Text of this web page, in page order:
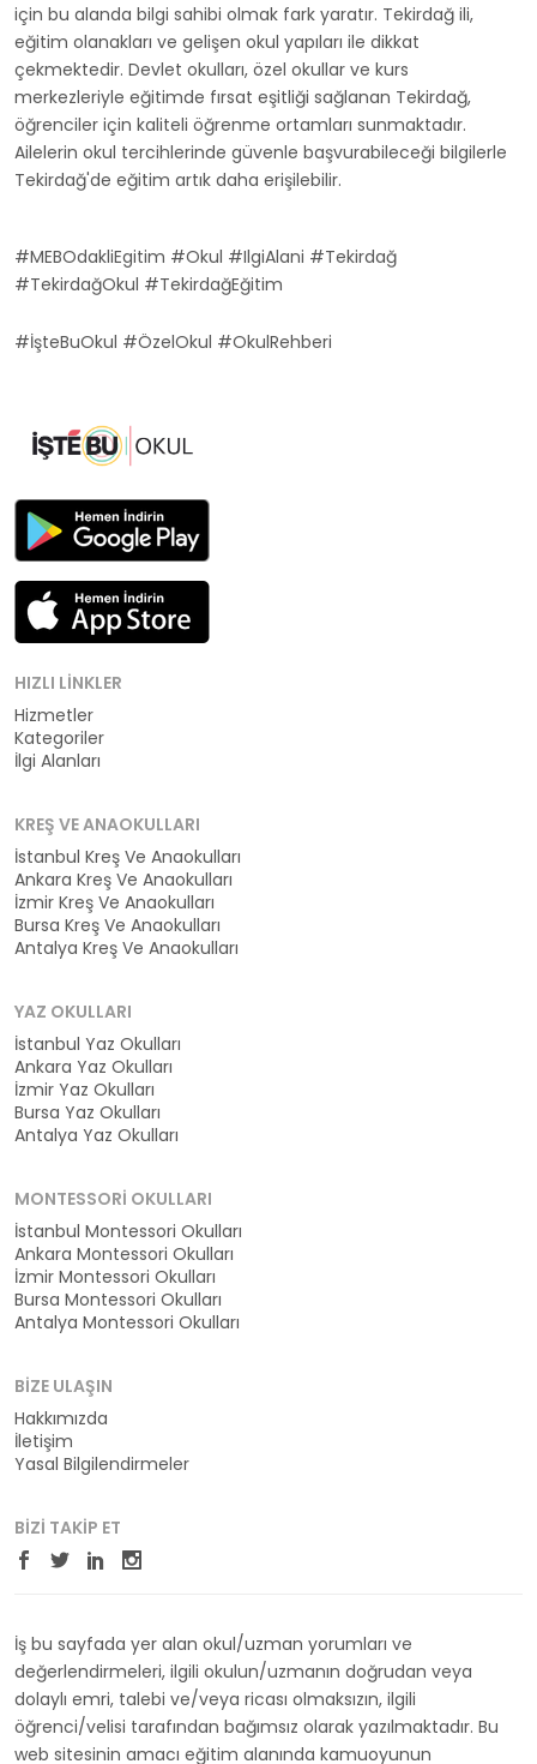
için bu alanda bilgi sahibi olmak fark yaratır. Tekirdağ ili,
eğitim olanakları ve gelişen okul yapıları ile dikkat
çekmektedir. Devlet okulları, özel okullar ve kurs
merkezleriyle eğitimde fırsat eşitliği sağlanan Tekirdağ,
öğrenciler için kaliteli öğrenme ortamları sunmaktadır.
Ailelerin okul tercihlerinde güvenle başvurabileceği bilgilerle
Tekirdağ'de eğitim artık daha erişilebilir.
#MEBOdakliEgitim #Okul #IlgiAlani #Tekirdağ
#TekirdağOkul #TekirdağEğitim
#İşteBuOkul #ÖzelOkul #OkulRehberi
HIZLI LINKLER
Hizmetler
Kategoriler
İlgi Alanları
KREŞ VE ANAOKULLARI
İstanbul Kreş Ve Anaokulları
Ankara Kreş Ve Anaokulları
İzmir Kreş Ve Anaokulları
Bursa Kreş Ve Anaokulları
Antalya Kreş Ve Anaokulları
YAZ OKULLARI
İstanbul Yaz Okulları
Ankara Yaz Okulları
İzmir Yaz Okulları
Bursa Yaz Okulları
Antalya Yaz Okulları
MONTESSORI OKULLARI
İstanbul Montessori Okulları
Ankara Montessori Okulları
İzmir Montessori Okulları
Bursa Montessori Okulları
Antalya Montessori Okulları
BIZE ULAŞIN
Hakkımızda
İletişim
Yasal Bilgilendirmeler
BIZI TAKIP ET
İş bu sayfada yer alan okul/uzman yorumları ve
değerlendirmeleri, ilgili okulun/uzmanın doğrudan veya
dolaylı emri, talebi ve/veya ricası olmaksızın, ilgili
öğrenci/velisi tarafından bağımsız olarak yazılmaktadır. Bu
web sitesinin amacı eğitim alanında kamuoyunun